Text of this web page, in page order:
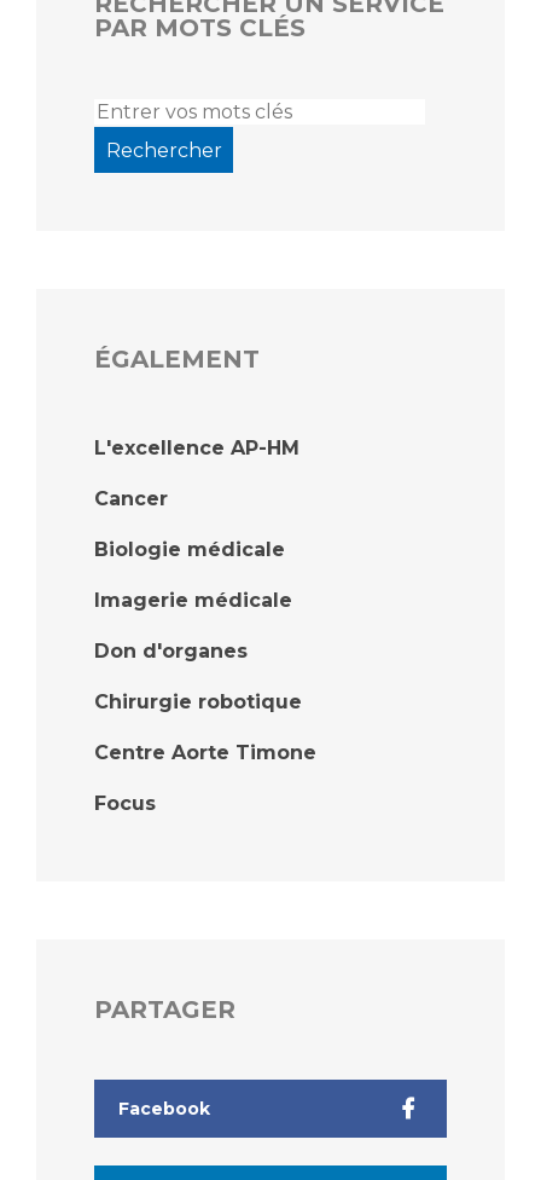
PAR MOTS CLÉS
ÉGALEMENT
L'excellence AP-HM
Cancer
Biologie médicale
Imagerie médicale
Don d'organes
Chirurgie robotique
Centre Aorte Timone
Focus
PARTAGER
Facebook